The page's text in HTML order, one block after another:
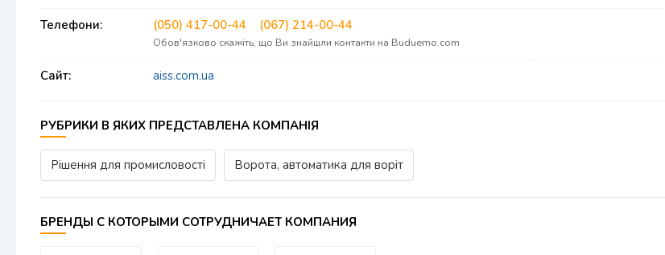
Телефони: (050) 417-00-44 (067) 214-00-44
Обов'язково скажіть, що Ви знайшли контакти на Buduemo.com
Сайт: aiss.com.ua
РУБРИКИ В ЯКИХ ПРЕДСТАВЛЕНА КОМПАНІЯ
Рішення для промисловості Ворота, автоматика для воріт
БРЕНДЫ С КОТОРЫМИ СОТРУДНИЧАЕТ КОМПАНИЯ